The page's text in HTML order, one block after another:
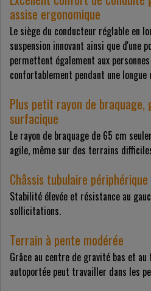
assise ergonomique
Le siège du conducteur réglable en
suspension innovant ainsi que d'une
permettent également aux
confortablement pendant une longue
Plus petit rayon de braquage,
surfacique
Le rayon de braquage de 65 cm
agile, même sur des terrains
Châssis tubulaire
Stabilité élevée et résistance au
sollicitations.
Terrain à pente modérée
Grâce au centre de gravité bas et
autoportée peut travailler dans les